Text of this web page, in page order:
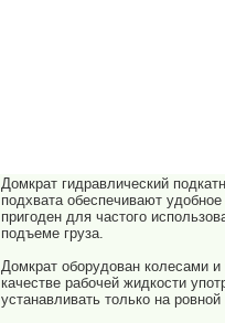
Домкрат гидравлический
подхвата обеспечивают
пригоден для частого
подъеме груза.
Домкрат оборудован колесами
качестве рабочей жидкости
устанавливать только на